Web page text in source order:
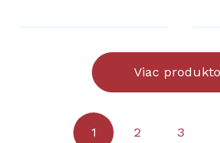
Viac
1 2 3